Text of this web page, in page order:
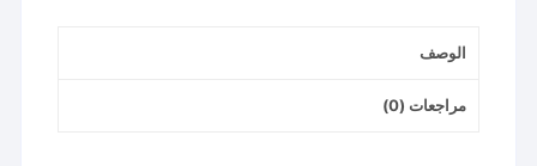
بدون
وشاحن
الوصف
مراجعات (0)